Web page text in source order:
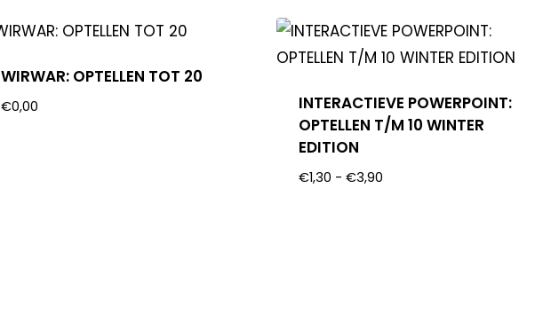
WIRWAR: OPTELLEN TOT 20
€0,00
INTERACTIEVE POWERPOINT:
OPTELLEN T/M 10 WINTER
EDITION
€1,30 - €3,90